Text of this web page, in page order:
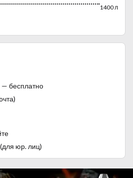
1400 л
Китай
— бесплатно
юр. лиц)